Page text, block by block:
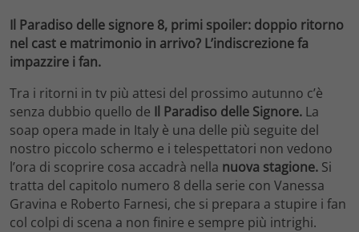
Il Paradiso delle signore 8, primi spoiler: doppio ritorno
nel cast e matrimonio in arrivo? L’indiscrezione fa
impazzire i fan.
Tra i ritorni in tv più attesi del prossimo autunno c’è
senza dubbio quello de Il Paradiso delle Signore. La
soap opera made in Italy è una delle più seguite del
nostro piccolo schermo e i telespettatori non vedono
l’ora di scoprire cosa accadrà nella nuova stagione. Si
tratta del capitolo numero 8 della serie con Vanessa
Gravina e Roberto Farnesi, che si prepara a stupire i fan
col colpi di scena a non finire e sempre più intrighi.